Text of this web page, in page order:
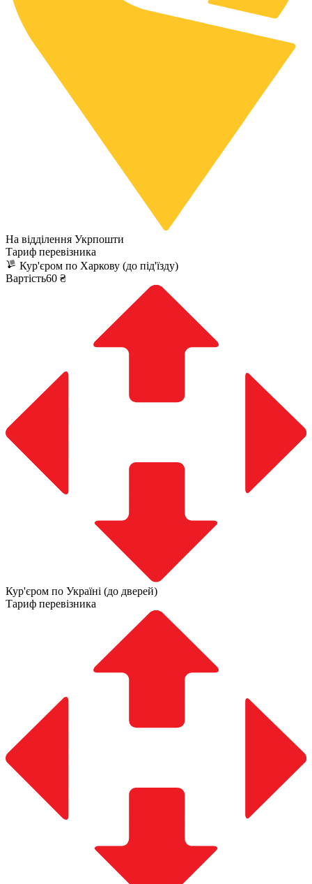
На відділення Укрпошти
Тариф перевізника
Кур'єром по Харкову (до під'їзду)
Вартість60 ₴
Кур'єром по Україні (до дверей)
Тариф перевізника